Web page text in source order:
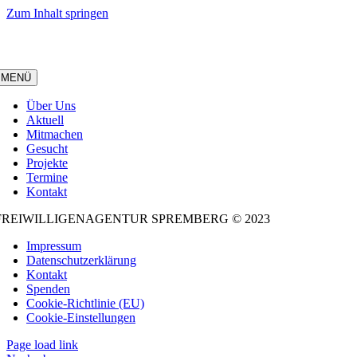
Zum Inhalt springen
MENÜ
Über Uns
Aktuell
Mitmachen
Gesucht
Projekte
Termine
Kontakt
SPREMBERG © 2023
Impressum
Datenschutzerklärung
Kontakt
Spenden
Cookie-Richtlinie (EU)
Cookie-Einstellungen
Page load link